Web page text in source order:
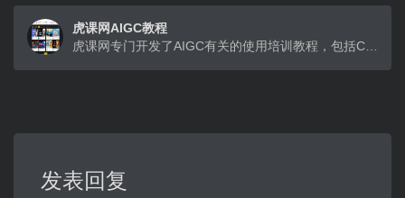
虎课网AIGC教程
发表回复